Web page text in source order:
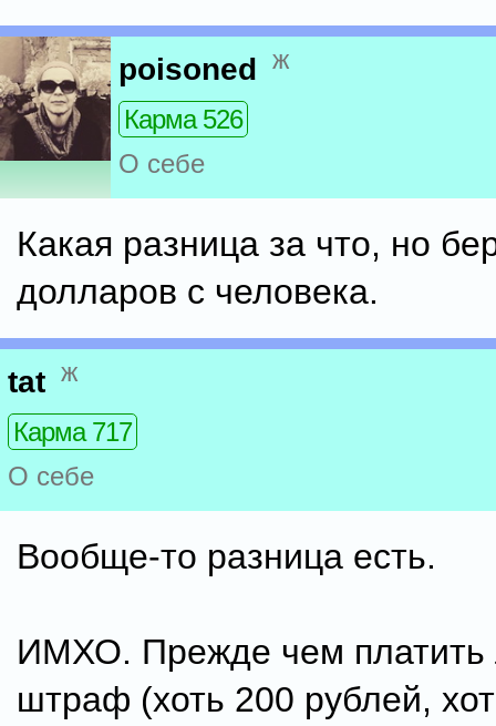
poisoned ж
Карма 526
О себе
Какая разница за что, но
долларов с человека.
tat ж
Карма 717
О себе
Вообще-то разница есть.
ИМХО. Прежде чем платить
штраф (хоть 200 рублей,